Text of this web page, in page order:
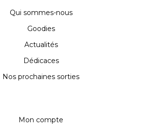
Qui sommes-nous
Goodies
Actualités
Dédicaces
Nos prochaines sorties
Mon compte